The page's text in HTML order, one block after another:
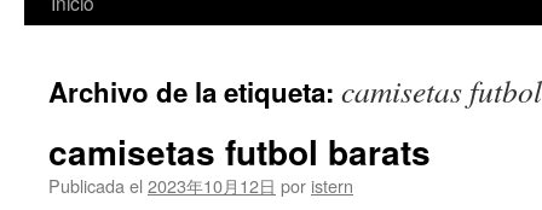
contenido
Archivo de la etiqueta: camisetas
camisetas futbol barats
Publicada el 2023年10月12日 por istern